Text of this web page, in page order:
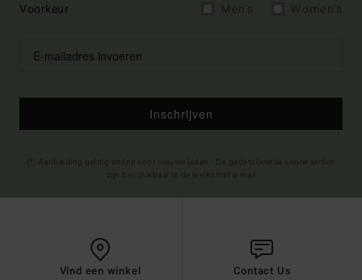
Voorkeur
Inschrijven
Vind een winkel Contact Us